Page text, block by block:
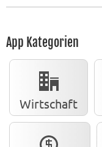
App Kategorien
Wirtschaft